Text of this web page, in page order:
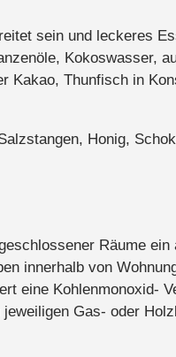
sein und leckeres
Kokoswasser,
Kakao, Thunfisch in
Honig,
Räume ein
innerhalb von
eine Kohlenmonoxid-
Gas- oder